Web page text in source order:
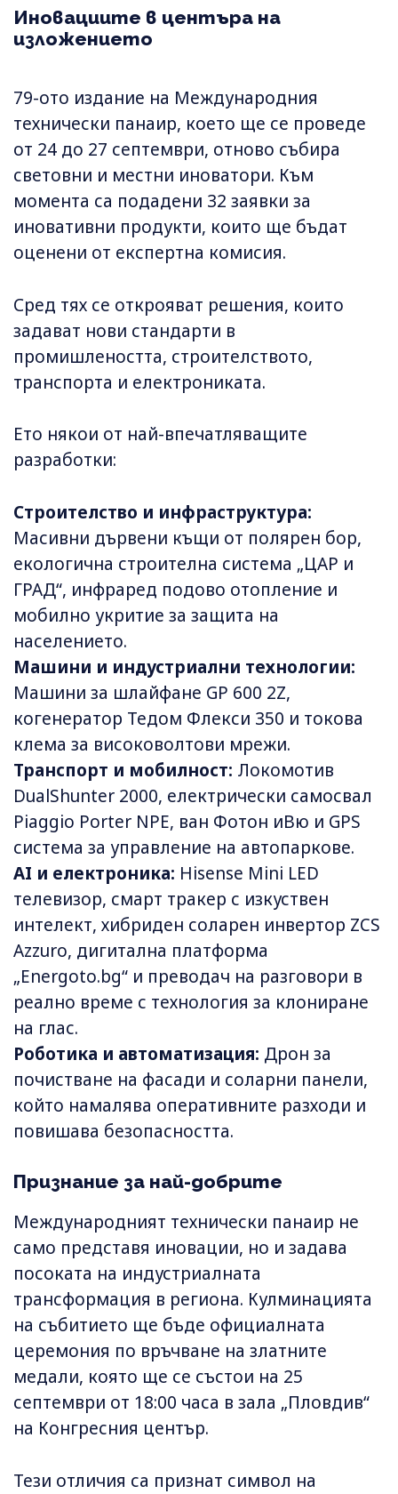
Иновациите в центъра на
изложението
79-ото издание на Международния
технически панаир, което ще се проведе
от 24 до 27 септември, отново събира
световни и местни иноватори. Към
момента са подадени 32 заявки за
иновативни продукти, които ще бъдат
оценени от експертна комисия.
Сред тях се открояват решения, които
задават нови стандарти в
промишлеността, строителството,
транспорта и електрониката.
Ето някои от най-впечатляващите
разработки:
Строителство и инфраструктура:
Масивни дървени къщи от полярен бор,
екологична строителна система „ЦАР и
ГРАД“, инфраред подово отопление и
мобилно укритие за защита на
населението.
Машини и индустриални технологии:
Машини за шлайфане GP 600 2Z,
когенератор Тедом Флекси 350 и токова
клема за високоволтови мрежи.
Транспорт и мобилност: Локомотив
DualShunter 2000, електрически самосвал
Piaggio Porter NPE, ван Фотон иВю и GPS
система за управление на автопаркове.
AI и електроника: Hisense Mini LED
телевизор, смарт тракер с изкуствен
интелект, хибриден соларен инвертор ZCS
Azzuro, дигитална платформа
„Energoto.bg“ и преводач на разговори в
реално време с технология за клониране
на глас.
Роботика и автоматизация: Дрон за
почистване на фасади и соларни панели,
който намалява оперативните разходи и
повишава безопасността.
Признание за най-добрите
Международният технически панаир не
само представя иновации, но и задава
посоката на индустриалната
трансформация в региона. Кулминацията
на събитието ще бъде официалната
церемония по връчване на златните
медали, която ще се състои на 25
септември от 18:00 часа в зала „Пловдив“
на Конгресния център.
Тези отличия са признат символ на